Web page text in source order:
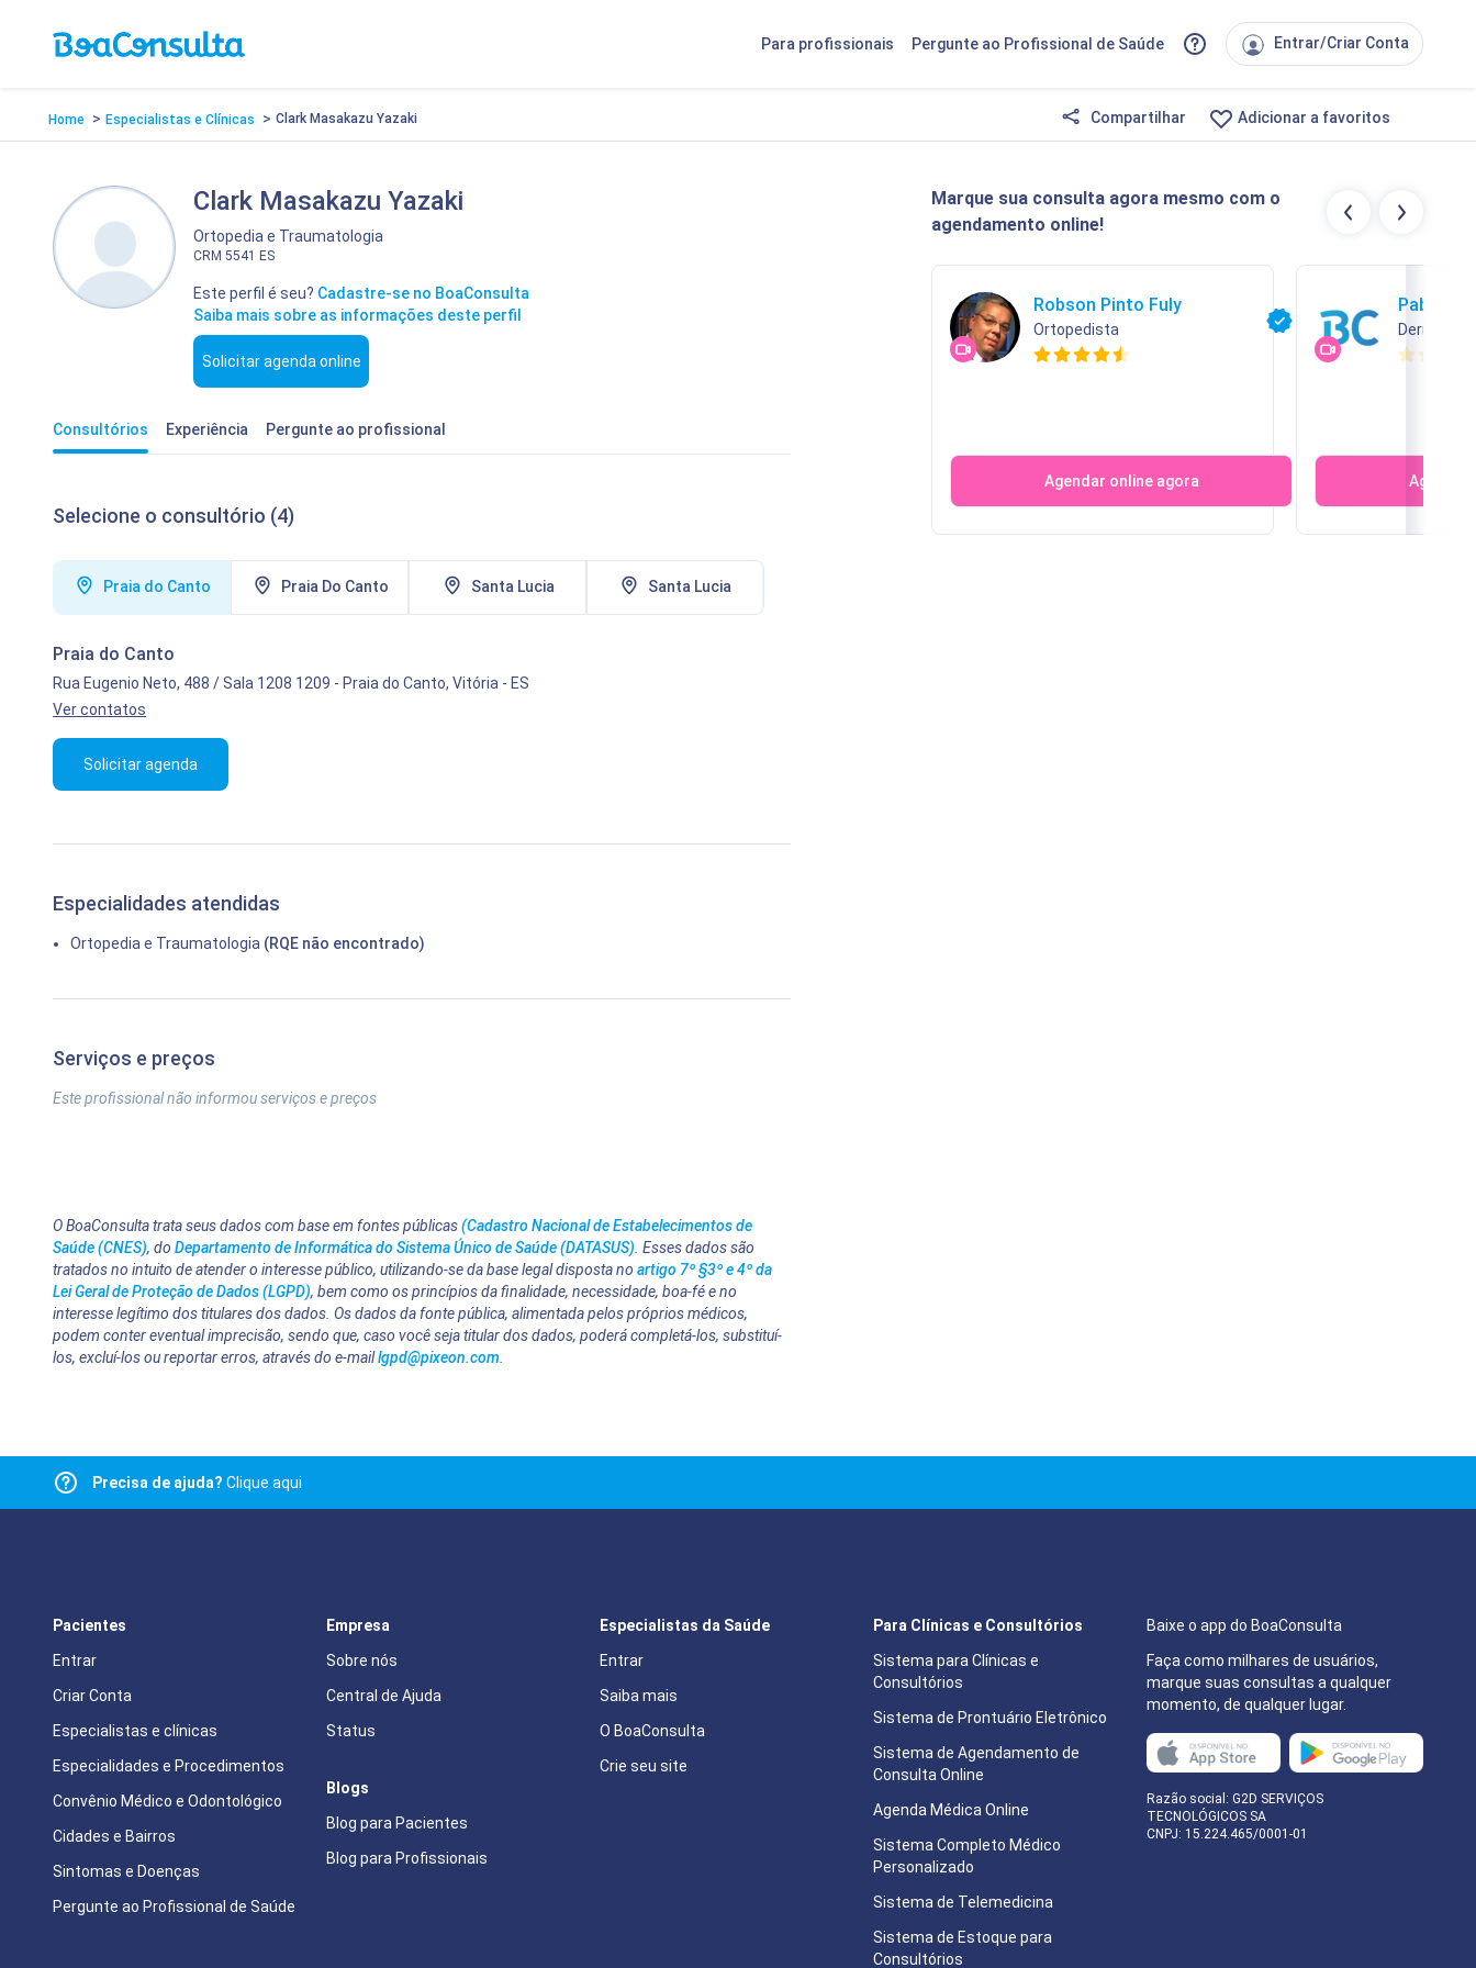
Para profissionais Pergunte ao Profissional de Saúde Entrar/Criar Conta
Home > Especialistas e Clínicas > Clark Masakazu Yazaki Compartilhar Adicionar a favoritos
Clark Masakazu Yazaki
Ortopedia e Traumatologia
CRM 5541 ES
Este perfil é seu? Cadastre-se no BoaConsulta
Saiba mais sobre as informações deste perfil
Solicitar agenda online
Consultórios Experiência Pergunte ao profissional
Selecione o consultório (4)
Praia do Canto Praia Do Canto Santa Lucia Santa Lucia
Praia do Canto
Rua Eugenio Neto, 488 / Sala 1208 1209 - Praia do Canto, Vitória - ES
Ver contatos
Solicitar agenda
Especialidades atendidas
Ortopedia e Traumatologia (RQE não encontrado)
Serviços e preços
Este profissional não informou serviços e preços
O BoaConsulta trata seus dados com base em fontes públicas(Cadastro Nacional de Estabelecimentos de
Saúde (CNES), do Departamento de Informática do Sistema Único de Saúde (DATASUS) . Esses dados são
tratados no intuito de atender o interesse público, utilizando-se da base legal disposta no artigo 7º §3º e 4º da
Lei Geral de Proteção de Dados (LGPD), bem como os princípios da finalidade, necessidade, boa-fé e no
interesse legítimo dos titulares dos dados. Os dados da fonte pública, alimentada pelos próprios médicos,
podem conter eventual imprecisão, sendo que, caso você seja titular dos dados, poderá completá-los, substituí-
los, excluí-los ou reportar erros, através do e-maillgpd@pixeon.com
Marque sua consulta agora mesmo com o
agendamento online!
Robson Pinto Fuly
Ortopedista
Agendar online agora
Pablo
Agendar
Precisa de ajuda? Clique aqui
Baixe o app do BoaConsulta
Faça como milhares de usuários,
marque suas consultas a qualquer
momento, de qualquer lugar.
Razão social: G2D SERVIÇOS
TECNOLÓGICOS SA
CNPJ: 15.224.465/0001-01
Pacientes
Entrar
Criar Conta
Especialistas e clínicas
Especialidades e Procedimentos
Convênio Médico e Odontológico
Cidades e Bairros
Sintomas e Doenças
Pergunte ao Profissional de Saúde
Empresa
Sobre nós
Central de Ajuda
Status
Blogs
Blog para Pacientes
Blog para Profissionais
Especialistas da Saúde
Entrar
Saiba mais
O BoaConsulta
Crie seu site
Para Clínicas e Consultórios
Sistema para Clínicas e
Consultórios
Sistema de Prontuário Eletrônico
Sistema de Agendamento de
Consulta Online
Agenda Médica Online
Sistema Completo Médico
Personalizado
Sistema de Telemedicina
Sistema de Estoque para
Consultórios